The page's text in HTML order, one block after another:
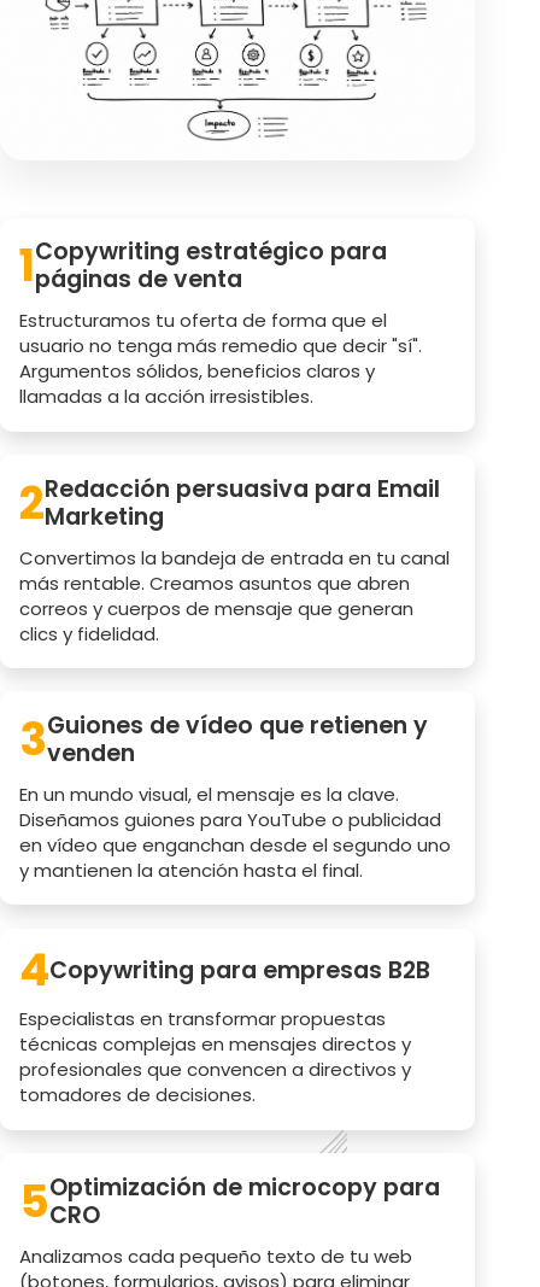
1Copywriting estratégico para
páginas de venta
Estructuramos tu oferta de forma que el
usuario no tenga más remedio que decir "sí".
Argumentos sólidos, beneficios claros y
llamadas a la acción irresistibles.
2Redacción persuasiva para Email
Marketing
Convertimos la bandeja de entrada en tu canal
más rentable. Creamos asuntos que abren
correos y cuerpos de mensaje que generan
clics y fidelidad.
3Guiones de vídeo que retienen y
venden
En un mundo visual, el mensaje es la clave.
Diseñamos guiones para YouTube o publicidad
en vídeo que enganchan desde el segundo uno
y mantienen la atención hasta el final.
4Copywriting para empresas B2B
Especialistas en transformar propuestas
técnicas complejas en mensajes directos y
profesionales que convencen a directivos y
tomadores de decisiones.
5Optimización de microcopy para
CRO
Analizamos cada pequeño texto de tu web
(botones, formularios, avisos) para eliminar